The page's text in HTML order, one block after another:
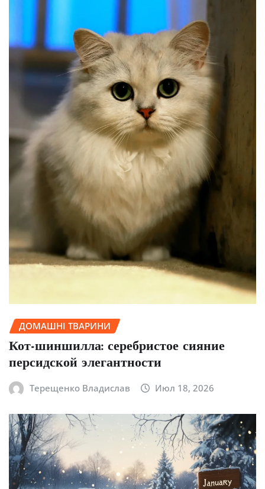
ДОМАШНІ ТВАРИНИ
Кот-шиншилла: серебристое сияние
персидской элегантности
Терещенко Владислав Июл 18, 2026